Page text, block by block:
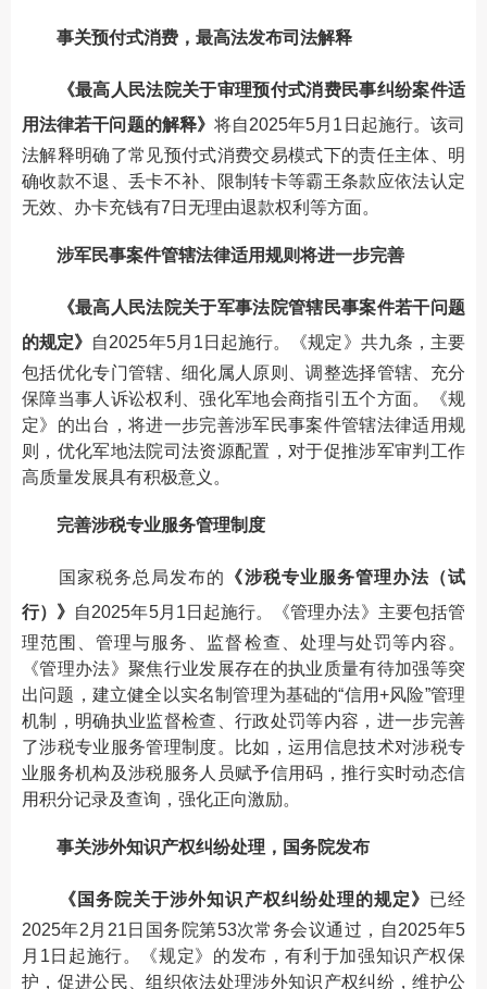
事关预付式消费，最高法发布司法解释
《最高人民法院关于审理预付式消费民事纠纷案件适
用法律若干问题的解释》 将自2025年5月1日起施行。该司
法解释明确了常见预付式消费交易模式下的责任主体、明
确收款不退、丢卡不补、限制转卡等霸王条款应依法认定
无效、办卡充钱有7日无理由退款权利等方面。
涉军民事案件管辖法律适用规则将进一步完善
《最高人民法院关于军事法院管辖民事案件若干问题
的规定》 自2025年5月1日起施行。《规定》共九条，主要
包括优化专门管辖、细化属人原则、调整选择管辖、充分
保障当事人诉讼权利、强化军地会商指引五个方面。《规
定》的出台，将进一步完善涉军民事案件管辖法律适用规
则，优化军地法院司法资源配置，对于促推涉军审判工作
高质量发展具有积极意义。
完善涉税专业服务管理制度
国家税务总局发布的
《涉税专业服务管理办法（试
行）》 自2025年5月1日起施行。《管理办法》主要包括管
理范围、管理与服务、监督检查、处理与处罚等内容。
《管理办法》聚焦行业发展存在的执业质量有待加强等突
出问题，建立健全以实名制管理为基础的“信用+风险”管理
机制，明确执业监督检查、行政处罚等内容，进一步完善
了涉税专业服务管理制度。比如，运用信息技术对涉税专
业服务机构及涉税服务人员赋予信用码，推行实时动态信
用积分记录及查询，强化正向激励。
事关涉外知识产权纠纷处理，国务院发布
《国务院关于涉外知识产权纠纷处理的规定》 已经
2025年2月21日国务院第53次常务会议通过，自2025年5
月1日起施行。《规定》的发布，有利于加强知识产权保
护，促进公民、组织依法处理涉外知识产权纠纷，维护公